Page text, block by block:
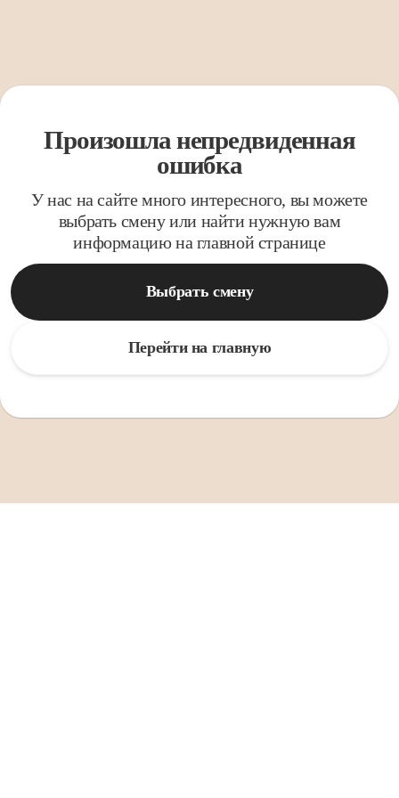
Произошла непредвиденная
ошибка
У нас на сайте много интересного, вы можете
выбрать смену или найти нужную вам
информацию на главной странице
Выбрать смену
Перейти на главную